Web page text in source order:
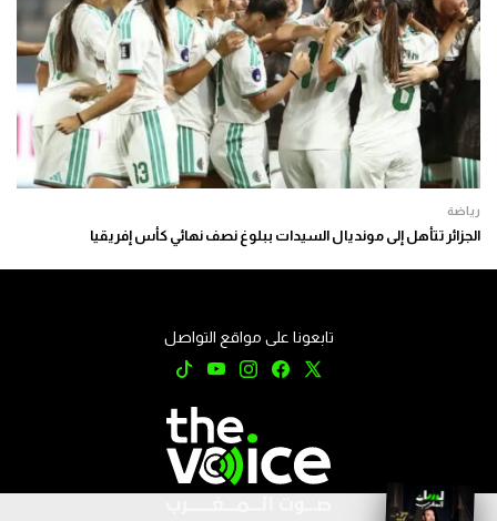
رياضة
الجزائر تتأهل إلى مونديال السيدات ببلوغ نصف نهائي كأس إفريقيا
تابعونا على مواقع التواصل